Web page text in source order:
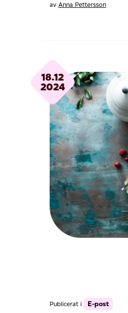
av Anna Pettersson
Publicerat i E-post
18.12
2024